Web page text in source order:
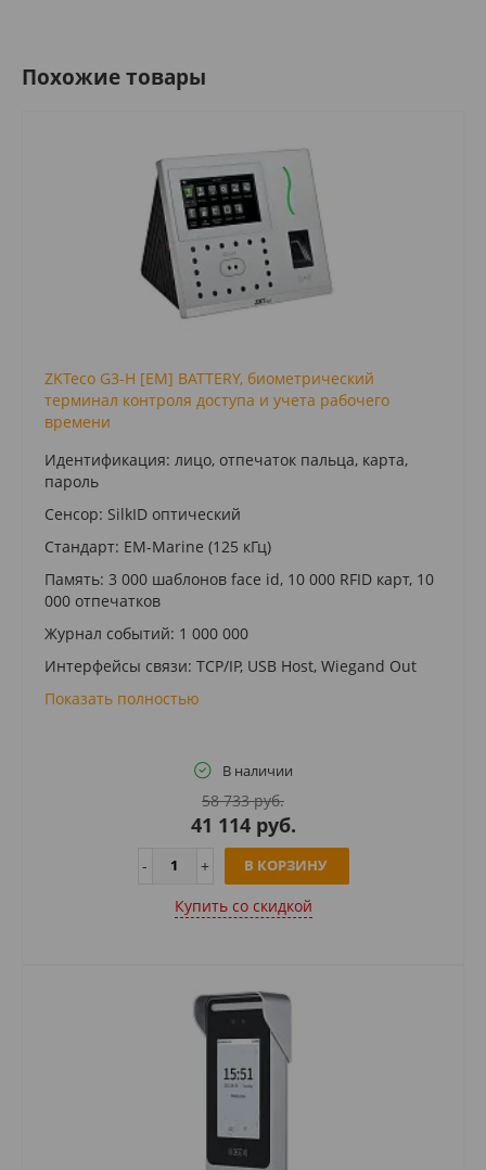
Похожие товары
ZKTeco G3-H [EM] BATTERY, биометрический
терминал контроля доступа и учета рабочего
времени
Идентификация: лицо, отпечаток пальца, карта,
пароль
Сенсор: SilkID оптический
Стандарт: EM-Marine (125 кГц)
Память: 3 000 шаблонов face id, 10 000 RFID карт, 10
000 отпечатков
Журнал событий: 1 000 000
Интерфейсы связи: TCP/IP, USB Host, Wiegand Out
Показать полностью
В наличии
58 733 руб.
41 114 руб.
В КОРЗИНУ
Купить cо скидкой